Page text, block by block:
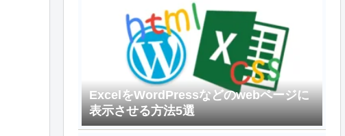
ExcelをWordPressなどのwebページに
表示させる方法5選